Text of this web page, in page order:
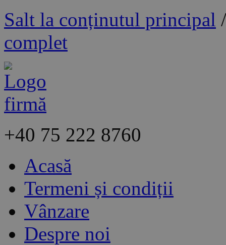
Salt la conținutul principal
complet
+40 75 222 8760
Acasă
Termeni și condiții
Vânzare
Despre noi